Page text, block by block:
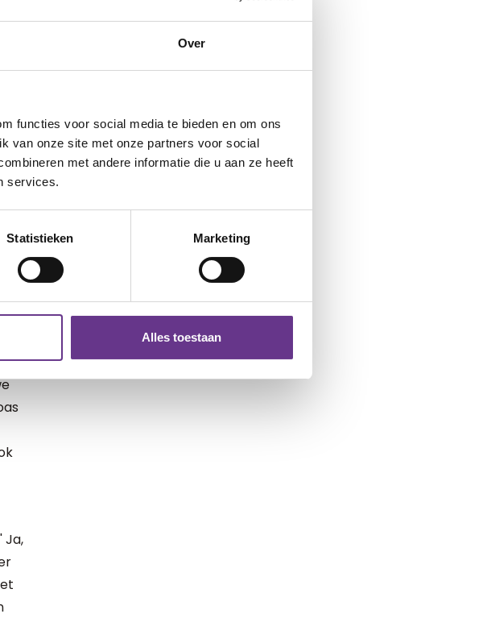
Over
functies voor social media te bieden en om ons
van onze site met onze partners voor social
met andere informatie die u aan ze heeft
services.
Statistieken Marketing
Alles toestaan
en
Ja,